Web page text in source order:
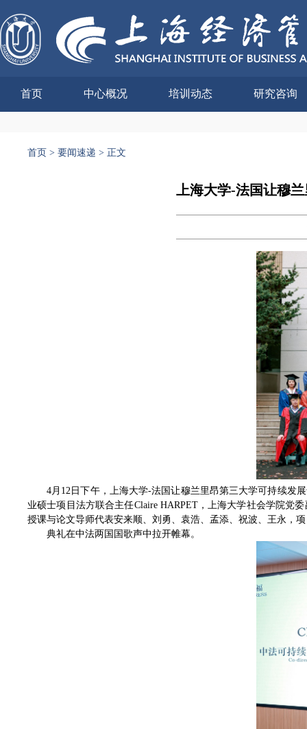
首页 中心概况 培训动态 研究咨询
首页 > 要闻速递 > 正文
上海大学-法国让穆
4月12日下午，上海大学-法国让穆兰里昂第三大学可持续发
业硕士项目法方联合主任Claire HARPET，上海大学社会学院党
授课与论文导师代表安来顺、刘勇、袁浩、孟添、祝波、王永，
典礼在中法两国国歌声中拉开帷幕。